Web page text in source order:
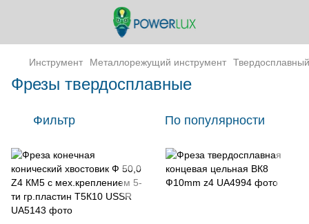
Инструмент Металлорежущий инструмент
Фрезы твердосплавные
Фильтр По популярности